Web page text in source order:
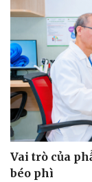
Vai trò của
béo phì